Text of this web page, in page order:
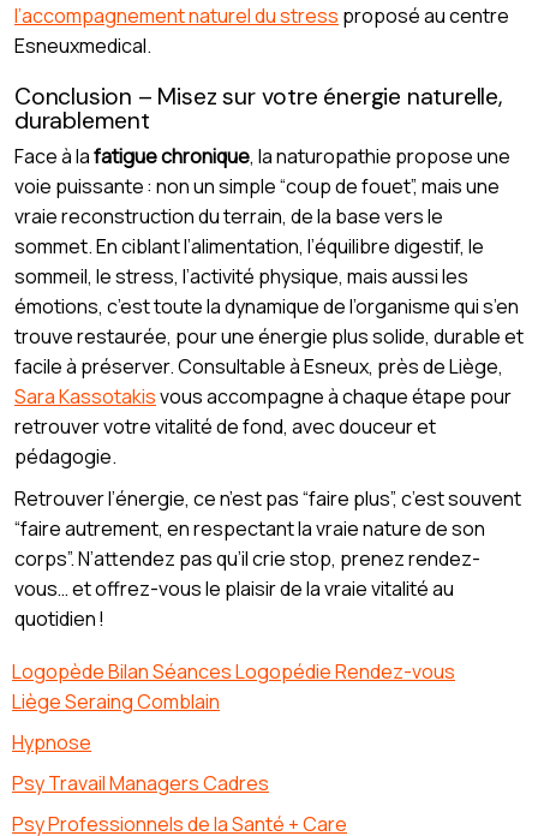
l’accompagnement naturel du stress proposé au centre
Esneuxmedical.
Conclusion – Misez sur votre énergie naturelle,
durablement
Face à lafatigue chronique, la naturopathie propose une
voie puissante : non un simple “coup de fouet”, mais une
vraie reconstruction du terrain, de la base vers le
sommet. En ciblant l’alimentation, l’équilibre digestif, le
sommeil, le stress, l’activité physique, mais aussi les
émotions, c’est toute la dynamique de l’organisme qui s’en
trouve restaurée, pour une énergie plus solide, durable et
facile à préserver. Consultable à Esneux, près de Liège,
Sara Kassotakisvous accompagne à chaque étape pour
retrouver votre vitalité de fond, avec douceur et
pédagogie.
Retrouver l’énergie, ce n’est pas “faire plus”, c’est souvent
“faire autrement, en respectant la vraie nature de son
corps”. N’attendez pas qu’il crie stop, prenez rendez-
vous… et offrez-vous le plaisir de la vraie vitalité au
quotidien !
Logopède Bilan Séances Logopédie Rendez-vous
Liège Seraing Comblain
Hypnose
Psy Travail Managers Cadres
Psy Professionnels de la Santé + Care